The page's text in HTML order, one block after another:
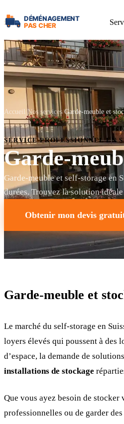
Accueil Nos services Garde-meuble et
SERVICE PROFESSIONNEL EN
Garde-
Garde-meuble et self-storage en
durées. Trouvez la solution
Obtenir mon devis
Garde-meuble et
Le marché du self-storage en
loyers élevés qui poussent à des
d’espace, la demande de
installations de stockage
Que vous ayez besoin de stocker
professionnelles ou de garder